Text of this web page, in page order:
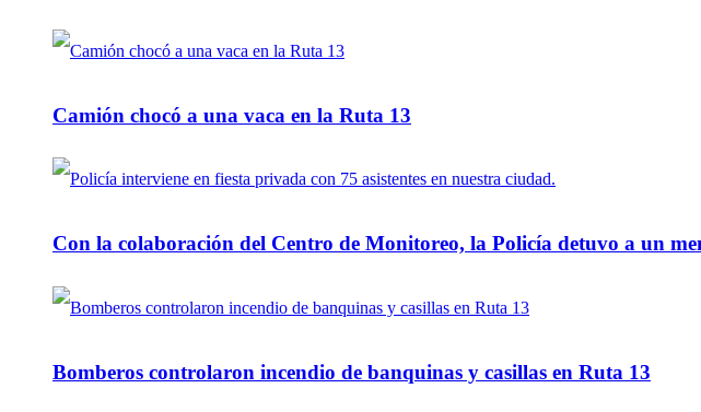
Camión chocó a una vaca en la Ruta 13
Con la colaboración del Centro de Monitoreo, la Policía detuvo a un
Bomberos controlaron incendio de banquinas y casillas en Ruta 13